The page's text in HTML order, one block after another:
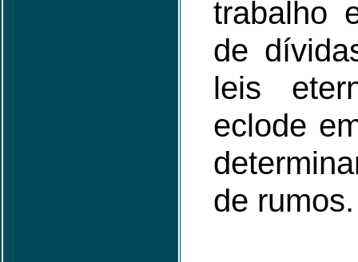
trabalho
de
leis
eclode
de rumos.